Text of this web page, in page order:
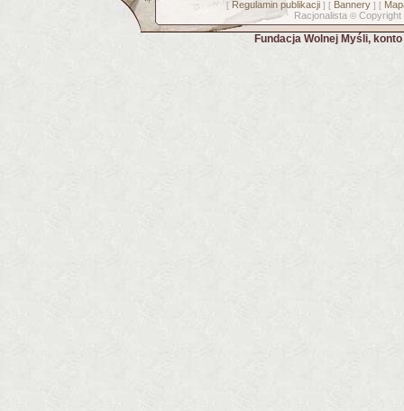
[ Regulamin publikacji] [ Bannery] [
Racjonalista © Copyright
Fundacja Wolnej Myśli,